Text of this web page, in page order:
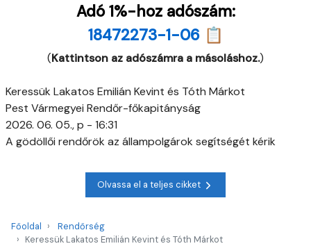
Adó 1%-hoz adószám:
18472273-1-06 📋
(Kattintson az adószámra a másoláshoz.)
Keressük Lakatos Emilián Kevint és Tóth Márkot
Pest Vármegyei Rendőr-főkapitányság
2026. 06. 05., p - 16:31
A gödöllői rendőrök az állampolgárok segítségét kérik
Olvassa el a teljes cikket
Főoldal
Rendőrség
Keressük Lakatos Emilián Kevint és Tóth Márkot